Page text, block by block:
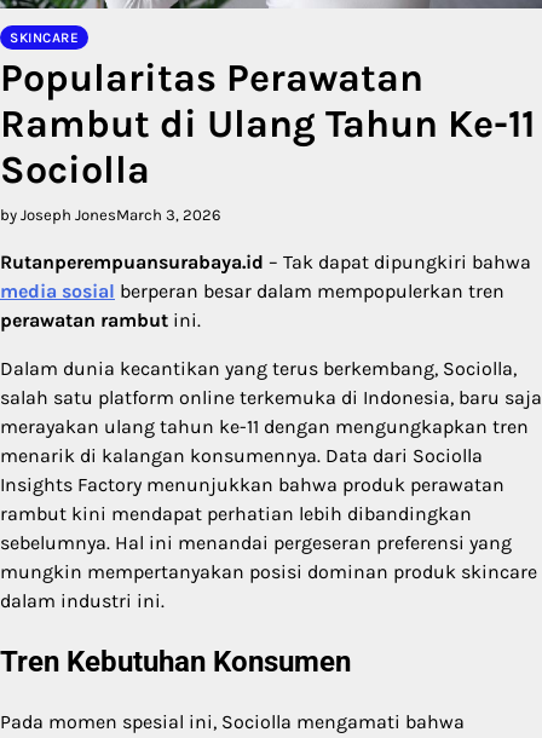
SKINCARE
Popularitas Perawatan
Rambut di Ulang Tahun Ke-11
Sociolla
by Joseph JonesMarch 3, 2026
Rutanperempuansurabaya.id – Tak dapat dipungkiri bahwa
media sosial berperan besar dalam mempopulerkan tren
perawatan rambut ini.
Dalam dunia kecantikan yang terus berkembang, Sociolla,
salah satu platform online terkemuka di Indonesia, baru saja
merayakan ulang tahun ke-11 dengan mengungkapkan tren
menarik di kalangan konsumennya. Data dari Sociolla
Insights Factory menunjukkan bahwa produk perawatan
rambut kini mendapat perhatian lebih dibandingkan
sebelumnya. Hal ini menandai pergeseran preferensi yang
mungkin mempertanyakan posisi dominan produk skincare
dalam industri ini.
Tren Kebutuhan Konsumen
Pada momen spesial ini, Sociolla mengamati bahwa